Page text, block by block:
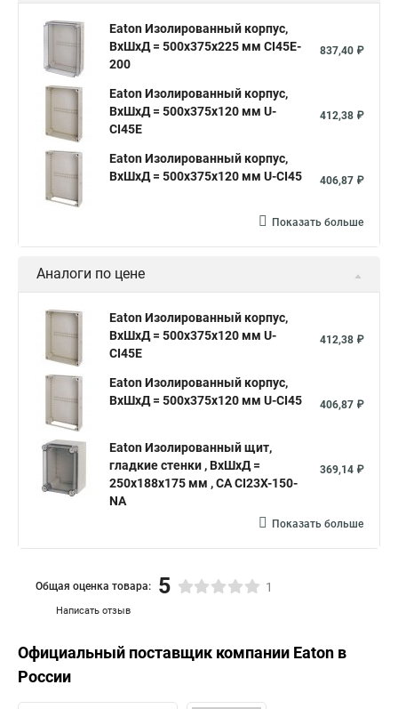
Eaton Изолированный корпус,
ВхШхД = 500x375x225 мм CI45E-
200
837,40 ₽
Eaton Изолированный корпус,
ВхШхД = 500x375x120 мм U-
CI45E
412,38 ₽
Eaton Изолированный корпус,
ВхШхД = 500x375x120 мм U-CI45
406,87 ₽
Показать больше
Аналоги по цене
Eaton Изолированный корпус,
ВхШхД = 500x375x120 мм U-
CI45E
412,38 ₽
Eaton Изолированный корпус,
ВхШхД = 500x375x120 мм U-CI45
406,87 ₽
Eaton Изолированный щит,
гладкие стенки , ВхШхД =
250x188x175 мм , СА CI23X-150-
NA
369,14 ₽
Показать больше
Написать отзыв
Общая оценка товара: 5 1
Официальный поставщик компании Eaton в
России